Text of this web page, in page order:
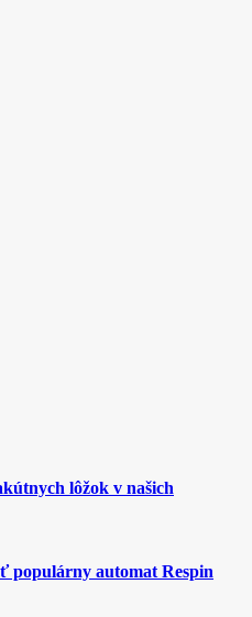
lôžok v našich
populárny automat Respin